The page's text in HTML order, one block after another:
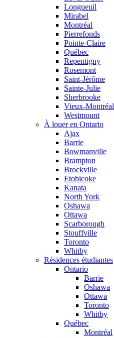
Longueuil
Mirabel
Montréal
Pierrefonds
Pointe-Claire
Québec
Repentigny
Rosemont
Saint-Jérôme
Sainte-Julie
Sherbrooke
Vieux-Montréal
Westmount
À louer en Ontario
Ajax
Barrie
Bowmanville
Brampton
Brockville
Etobicoke
Kanata
North York
Oshawa
Ottawa
Scarborough
Stouffville
Toronto
Whitby
Résidences étudiantes
Ontario
Barrie
Oshawa
Ottawa
Toronto
Whitby
Québec
Montréal